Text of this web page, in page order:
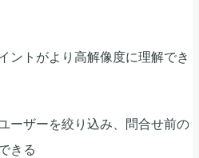
ントがより高解像度に理解でき
ーザーを絞り込み、問合せ前の
きる